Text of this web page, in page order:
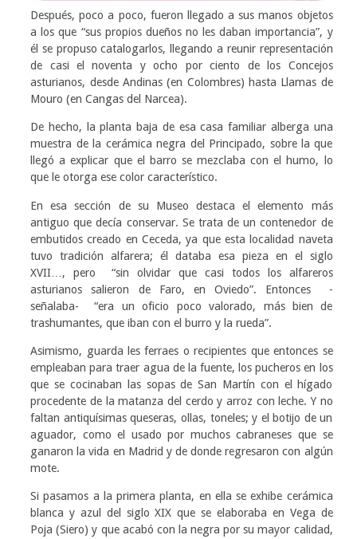
Después, poco a poco, fueron llegado a sus manos objetos
a los que “sus propios dueños no les daban importancia”, y
él se propuso catalogarlos, llegando a reunir representación
de casi el noventa y ocho por ciento de los Concejos
asturianos, desde Andinas (en Colombres) hasta Llamas de
Mouro (en Cangas del Narcea).
De hecho, la planta baja de esa casa familiar alberga una
muestra de la cerámica negra del Principado, sobre la que
llegó a explicar que el barro se mezclaba con el humo, lo
que le otorga ese color característico.
En esa sección de su Museo destaca el elemento más
antiguo que decía conservar. Se trata de un contenedor de
embutidos creado en Ceceda, ya que esta localidad naveta
tuvo tradición alfarera; él databa esa pieza en el siglo
XVII…, pero “sin olvidar que casi todos los alfareros
asturianos salieron de Faro, en Oviedo”. Entonces -
señalaba- “era un oficio poco valorado, más bien de
trashumantes, que iban con el burro y la rueda”.
Asimismo, guarda les ferraes o recipientes que entonces se
empleaban para traer agua de la fuente, los pucheros en los
que se cocinaban las sopas de San Martín con el hígado
procedente de la matanza del cerdo y arroz con leche. Y no
faltan antiquísimas queseras, ollas, toneles; y el botijo de un
aguador, como el usado por muchos cabraneses que se
ganaron la vida en Madrid y de donde regresaron con algún
mote.
Si pasamos a la primera planta, en ella se exhibe cerámica
blanca y azul del siglo XIX que se elaboraba en Vega de
Poja (Siero) y que acabó con la negra por su mayor calidad,